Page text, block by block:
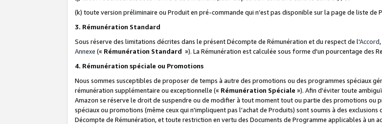
(k) toute version préliminaire ou Produit en pré-commande qui n’est pas disponible sur la page de liste de
3. Rémunération Standard
Sous réserve des limitations décrites dans le présent Décompte de Rémunération et du respect de l'Accord
Annexe (« Rémunération Standard »). La Rémunération est calculée sous forme d'un pourcentage des
4. Rémunération spéciale ou Promotions
Nous sommes susceptibles de proposer de temps à autre des promotions ou des programmes spéciaux
rémunération supplémentaire ou exceptionnelle (« Rémunération Spéciale »). Afin d'éviter toute
Amazon se réserve le droit de suspendre ou de modifier à tout moment tout ou partie des promotions ou
spéciaux ou promotions (même ceux qui n'impliquent pas l'achat de Produits) sont soumis à des
Décompte de Rémunération, et toute restriction en vertu des Documents de Programme applicables à un